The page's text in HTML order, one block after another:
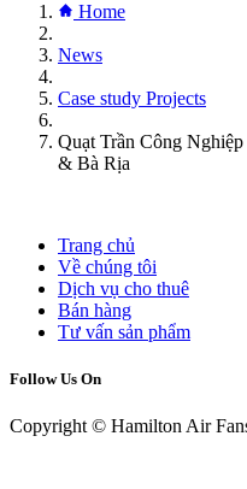
Home
News
Case study Projects
Quạt Trần Công
& Bà Rịa
Trang chủ
Về chúng tôi
Dịch vụ cho thuê
Bán hàng
Tư vấn sản phẩm
Follow Us On
Copyright © Hamilton Air